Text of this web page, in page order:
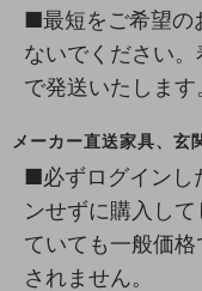
■最短をご希望の
ないでください
で発送いたします
メーカー直送家具、玄
■必ずログインし
ンせずに購入し
ていても一般価
されません。